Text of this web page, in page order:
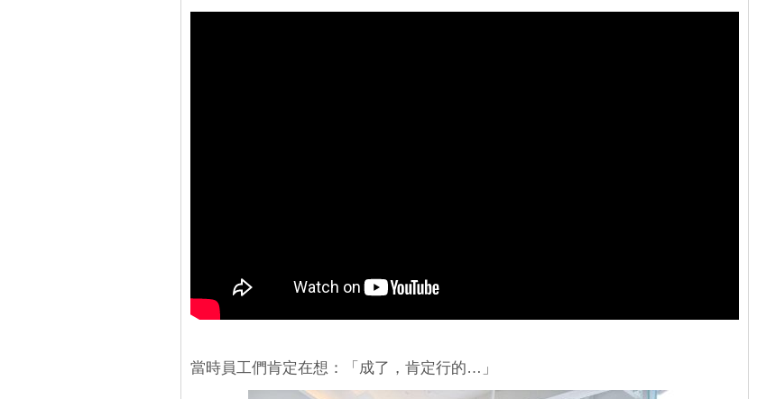
當時員工們肯定在想：「成了，肯定行的…」